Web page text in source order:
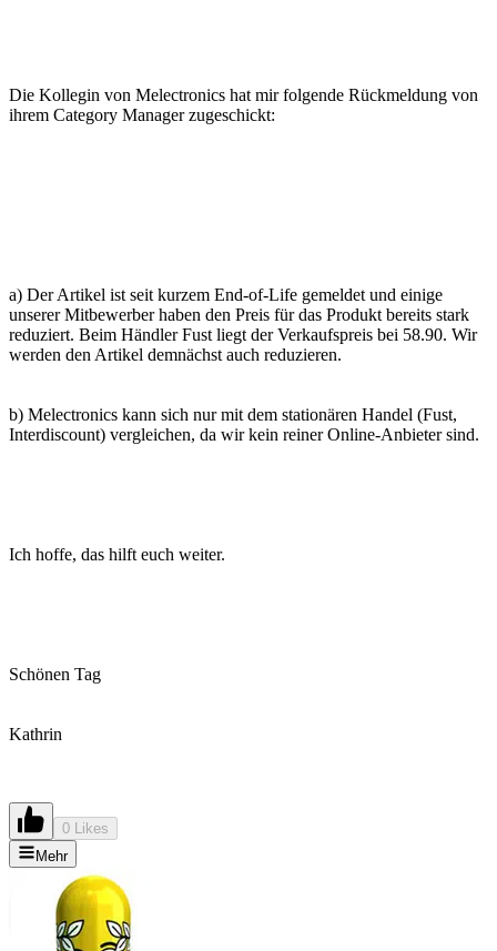
Die Kollegin von Melectronics hat mir folgende Rückmeldung von
ihrem Category Manager zugeschickt:
a) Der Artikel ist seit kurzem End-of-Life gemeldet und einige
unserer Mitbewerber haben den Preis für das Produkt bereits stark
reduziert. Beim Händler Fust liegt der Verkaufspreis bei 58.90. Wir
werden den Artikel demnächst auch reduzieren.
b) Melectronics kann sich nur mit dem stationären Handel (Fust,
Interdiscount) vergleichen, da wir kein reiner Online-Anbieter sind.
Ich hoffe, das hilft euch weiter.
Schönen Tag
Kathrin
0 Likes
Mehr